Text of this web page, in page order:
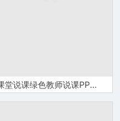
课堂说课绿色教师说课PPT模板